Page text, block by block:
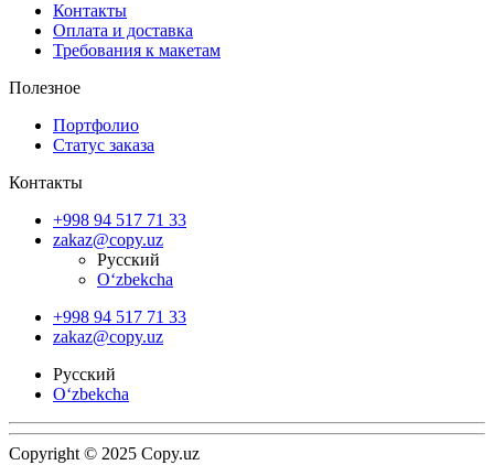
Контакты
Оплата и доставка
Требования к макетам
Полезное
Портфолио
Статус заказа
Контакты
+998 94 517 71 33
zakaz@copy.uz
Русский
O‘zbekcha
+998 94 517 71 33
zakaz@copy.uz
Русский
O‘zbekcha
Copyright © 2025 Copy.uz